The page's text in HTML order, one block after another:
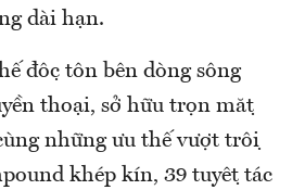
dài hạn.
độc tôn bên dòng sông
thoại, sở hữu trọn mặt
những ưu thế vượt trội
khép kín, 39 tuyệt tác